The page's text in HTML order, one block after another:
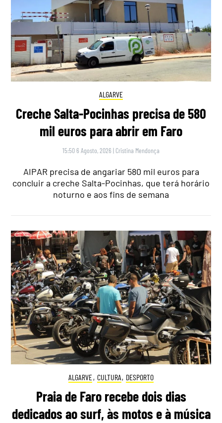
ALGARVE
Creche Salta-Pocinhas precisa de 580
mil euros para abrir em Faro
15:50 6 Agosto, 2026 | Cristina Mendonça
AIPAR precisa de angariar 580 mil euros para
concluir a creche Salta-Pocinhas, que terá horário
noturno e aos fins de semana
ALGARVE, CULTURA, DESPORTO
Praia de Faro recebe dois dias
dedicados ao surf, às motos e à música